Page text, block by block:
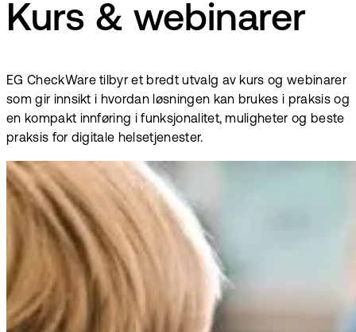
Kurs & webinarer
EG CheckWare tilbyr et bredt utvalg av kurs og webinarer
som gir innsikt i hvordan løsningen kan brukes i praksis og
en kompakt innføring i funksjonalitet, muligheter og beste
praksis for digitale helsetjenester.